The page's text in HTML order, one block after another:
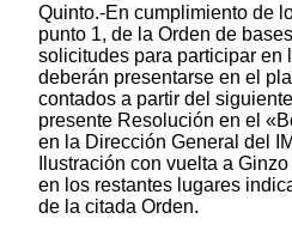
Quinto.-En cumplimiento de
punto 1, de la Orden de
solicitudes para participar en
deberán presentarse en el
contados a partir del
presente Resolución en el
en la Dirección General del
Ilustración con vuelta a
en los restantes lugares
de la citada Orden.